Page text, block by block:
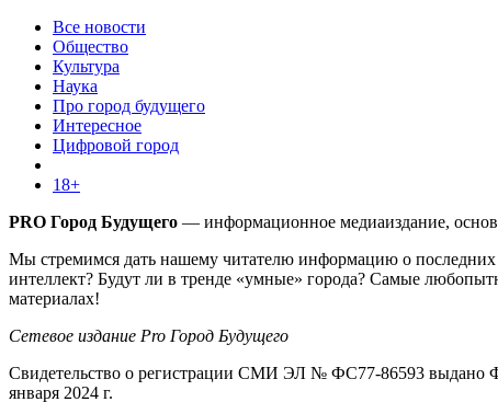
Все новости
Общество
Культура
Наука
Про город будущего
Интересное
Цифровой город
18+
PRO Город Будущего — информационное медиаиздание,
Мы стремимся дать нашему читателю информацию о последних
интеллект? Будут ли в тренде «умные» города? Самые
материалах!
Сетевое издание Pro Город Будущего
Свидетельство о регистрации СМИ ЭЛ № ФС77-86593 выдано
января 2024 г.